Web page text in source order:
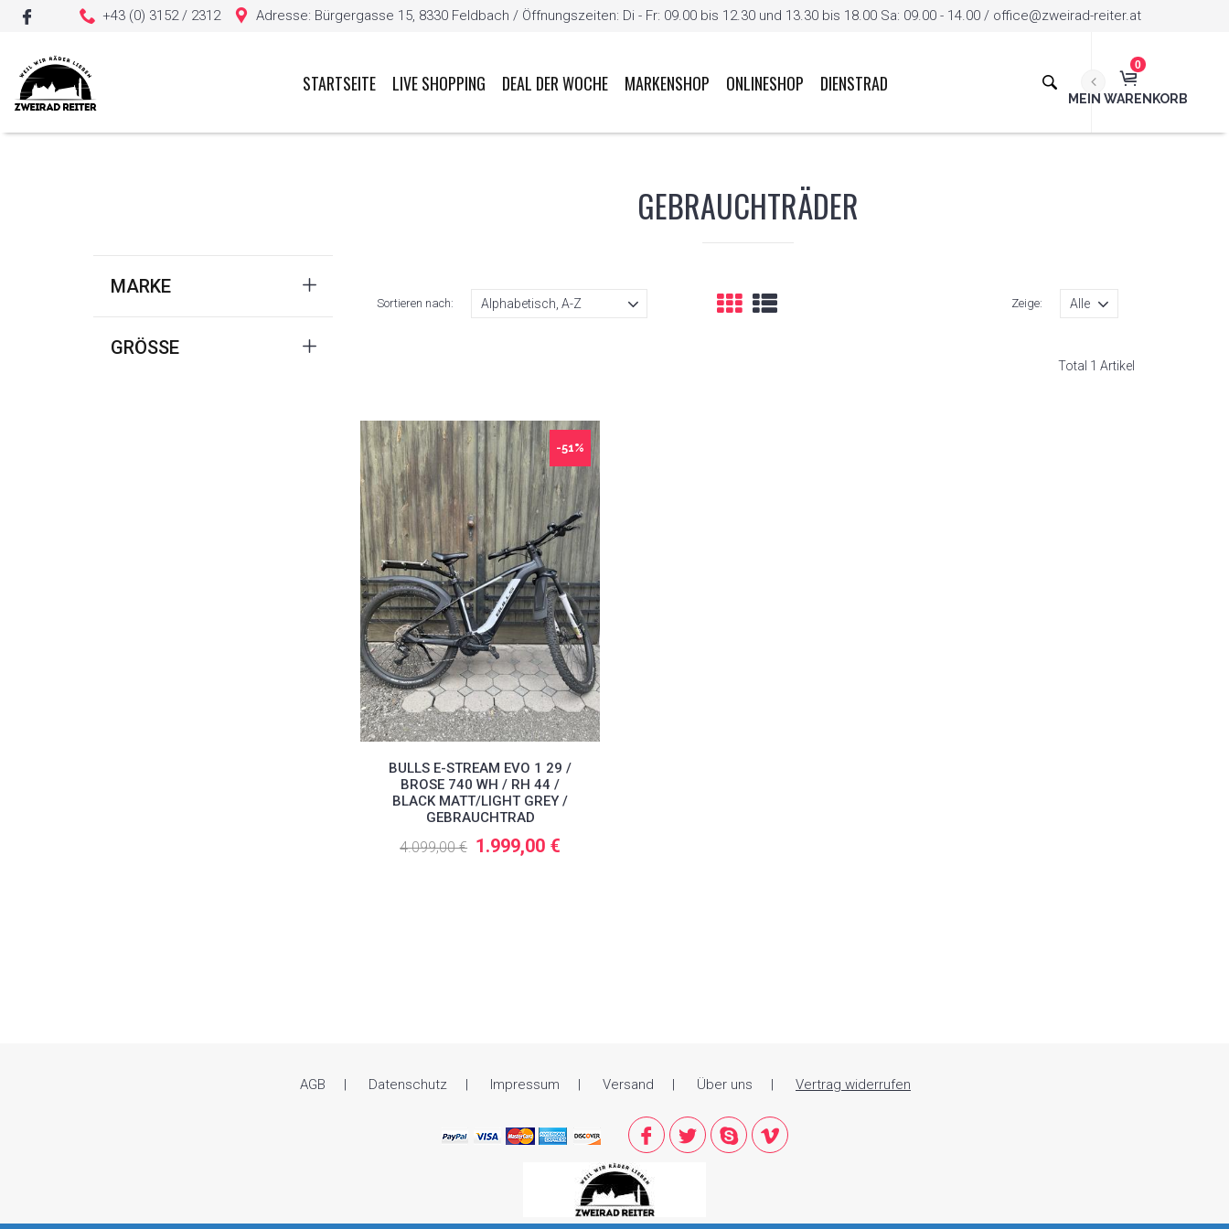
+43 (0) 3152 / 2312 Adresse: Bürgergasse 15, 8330 Feldbach / Öffnungszeiten: Di - Fr: 09.00 bis 12.30 und 13.30 bis 18.00 Sa: 09.00 - 14.00 / office@zweirad-reiter.at
0
MEIN WARENKORB
STARTSEITE LIVE SHOPPING DEAL DER WOCHE MARKENSHOP ONLINESHOP DIENSTRAD
MARKE
GRÖSSE
GEBRAUCHTRÄDER
Sortieren nach: Zeige:
Total 1 Artikel
-51%
BULLS E-STREAM EVO 1 29 /
BROSE 740 WH / RH 44 /
BLACK MATT/LIGHT GREY /
GEBRAUCHTRAD
4.099,00 € 1.999,00 €
AGB Datenschutz Impressum Versand Über uns Vertrag widerrufen